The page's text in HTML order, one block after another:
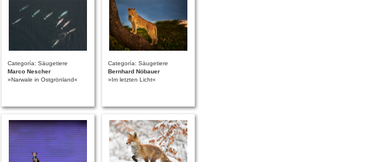
Categoría: Säugetiere
Marco Nescher
»Narwale in Ostgrönland«
Categoría: Säugetiere
Bernhard Nöbauer
»Im letzten Licht«